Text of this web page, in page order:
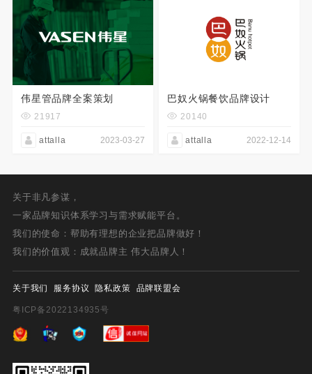
伟星管品牌全案策划
21917
attalla 2023-03-27
巴奴火锅餐饮品牌设计
20140
attalla 2022-12-14
关于非凡参谋，
一家品牌知识体系学习与需求赋能平台。
我们的使命：帮助有理想的企业把品牌做好！
我们的价值观：成就品牌主 伟大品牌人！
关于我们 服务协议 隐私政策 品牌联盟会
粤ICP备2022134935号